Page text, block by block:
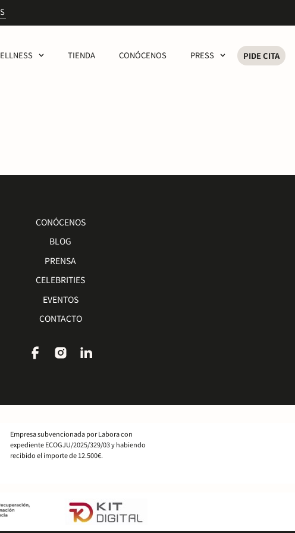
TIENDA CONÓCENOS PRESS PIDE CITA
CONÓCENOS
BLOG
PRENSA
CELEBRITIES
EVENTOS
CONTACTO
Empresa subvencionada por Labora con
expediente ECOGJU/2025/329/03 y habiendo
recibido el importe de 12.500€.